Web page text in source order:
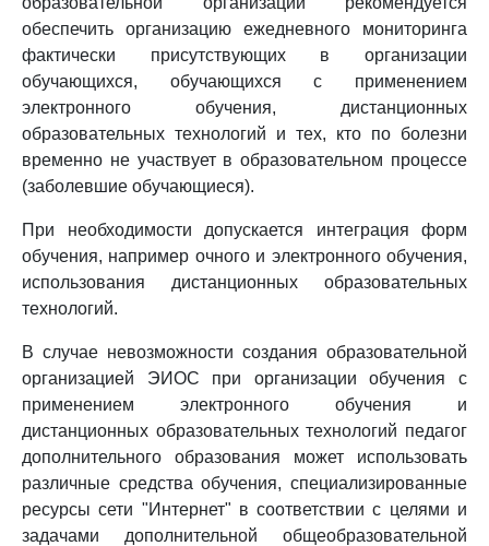
обеспечить организацию ежедневного мониторинга
фактически присутствующих в организации
обучающихся, обучающихся с применением
электронного обучения, дистанционных
образовательных технологий и тех, кто по болезни
временно не участвует в образовательном процессе
(заболевшие обучающиеся).
При необходимости допускается интеграция форм
обучения, например очного и электронного обучения,
использования дистанционных образовательных
технологий.
В случае невозможности создания образовательной
организацией ЭИОС при организации обучения с
применением электронного обучения и
дистанционных образовательных технологий педагог
дополнительного образования может использовать
различные средства обучения, специализированные
ресурсы сети "Интернет" в соответствии с целями и
задачами дополнительной общеобразовательной